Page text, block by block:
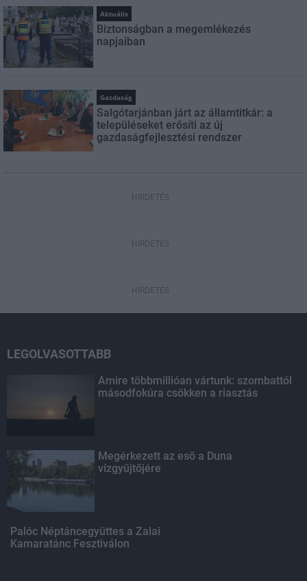
Aktuális
Biztonságban a megemlékezés
napjaiban
Gazdaság
Salgótarjánban járt az államtitkár: a
településeket erősíti az új
gazdaságfejlesztési rendszer
HIRDETÉS
HIRDETÉS
HIRDETÉS
LEGOLVASOTTABB
Amire többmillióan vártunk: szombattól
másodfokúra csökken a riasztás
Megérkezett az eső a Duna
vízgyűjtőjére
Palóc Néptáncegyüttes a Zalai
Kamaratánc Fesztiválon